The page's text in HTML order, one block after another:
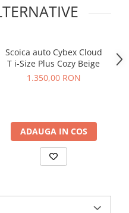
Scoica auto Cybex Cloud
T i-Size Plus Cozy Beige
1.350,00 RON
ADAUGA IN COS